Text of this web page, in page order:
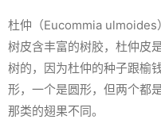
杜仲（Eucommia ulmoides
树皮含丰富的树胶，杜仲皮
树的，因为杜仲的种子跟榆
形，一个是圆形，但两个都
那类的翅果不同。